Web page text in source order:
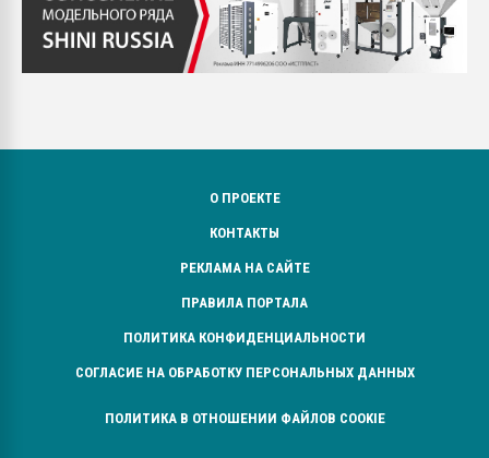
О ПРОЕКТЕ
КОНТАКТЫ
РЕКЛАМА НА САЙТЕ
ПРАВИЛА ПОРТАЛА
ПОЛИТИКА КОНФИДЕНЦИАЛЬНОСТИ
СОГЛАСИЕ НА ОБРАБОТКУ ПЕРСОНАЛЬНЫХ ДАННЫХ
ПОЛИТИКА В ОТНОШЕНИИ ФАЙЛОВ COOKIE